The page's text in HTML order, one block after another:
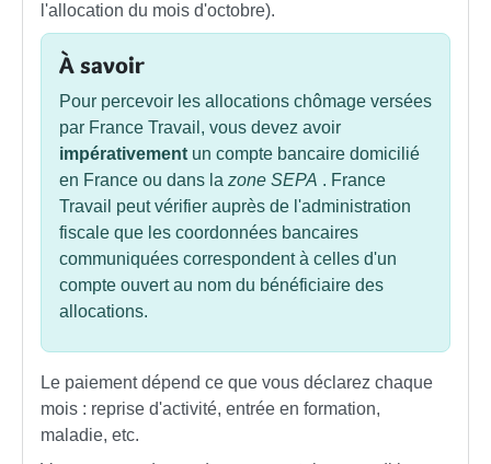
l'allocation du mois d'octobre).
À savoir
Pour percevoir les allocations chômage versées
par France Travail, vous devez avoir
impérativement un compte bancaire domicilié
en France ou dans la zone SEPA . France
Travail peut vérifier auprès de l'administration
fiscale que les coordonnées bancaires
communiquées correspondent à celles d'un
compte ouvert au nom du bénéficiaire des
allocations.
Le paiement dépend ce que vous déclarez chaque
mois : reprise d'activité, entrée en formation,
maladie, etc.